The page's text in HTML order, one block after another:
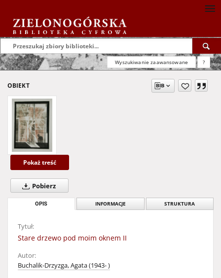
Wyszukiwanie zaawansowane ?
OBIEKT
Pokaż treść
Pobierz
OPIS INFORMACJE STRUKTURA
Tytuł:
Stare drzewo pod moim oknem II
Autor:
Buchalik-Drzyzga, Agata (1943- )